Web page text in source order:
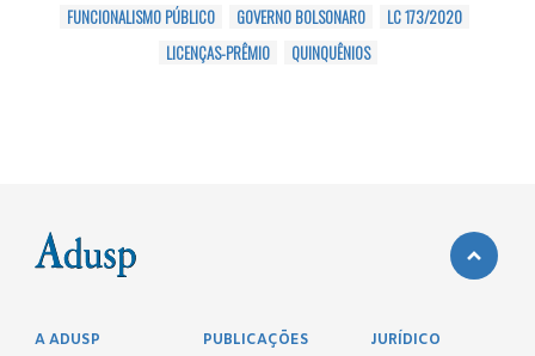
FUNCIONALISMO PÚBLICO
GOVERNO BOLSONARO
LC 173/2020
LICENÇAS-PRÊMIO
QUINQUÊNIOS
A ADUSP
PUBLICAÇÕES
JURÍDICO